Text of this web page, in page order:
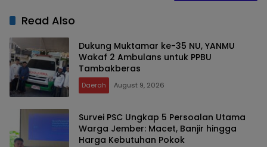
Read Also
Dukung Muktamar ke-35 NU, YANMU
Wakaf 2 Ambulans untuk PPBU
Tambakberas
Daerah August 9, 2026
Survei PSC Ungkap 5 Persoalan Utama
Warga Jember: Macet, Banjir hingga
Harga Kebutuhan Pokok